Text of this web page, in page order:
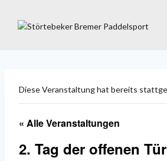
Inhalt
springen
Diese Veranstaltung hat bereits
« Alle Veranstaltungen
2. Tag der offenen Tür